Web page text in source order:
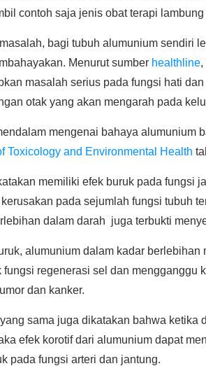
contoh saja jenis obat terapi
bagi tubuh alumunium sendiri
Menurut sumber healthline,
masalah serius pada fungsi hati
otak yang akan mengarah pada
mengenai bahaya alumunium
Toxicology and Environmental Health
memiliki efek buruk pada fungsi
pada sejumlah fungsi tubuh
dalam darah juga terbukti
alumunium dalam kadar
fungsi regenerasi sel dan mengganggu
dan kanker.
sama juga dikatakan bahwa ketika
efek korotif dari alumunium dapat
pada fungsi arteri dan jantung.